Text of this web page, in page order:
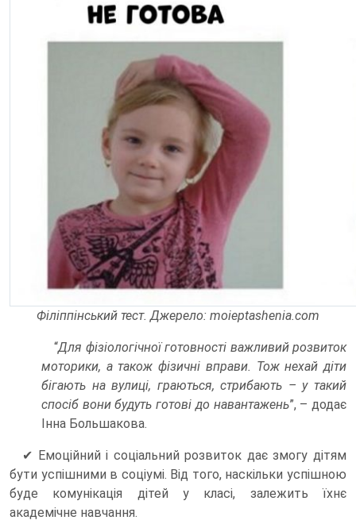
Філіппінський тест. Джерело: moieptashenia.com
“Для фізіологічної готовності важливий розвиток
моторики, а також фізичні вправи. Тож нехай діти
бігають на вулиці, граються, стрибають – у такий
спосіб вони будуть готові до навантажень”, – додає
Інна Большакова.
✔ Емоційний і соціальний розвиток дає змогу дітям
бути успішними в соціумі. Від того, наскільки успішною
буде комунікація дітей у класі, залежить їхнє
академічне навчання.